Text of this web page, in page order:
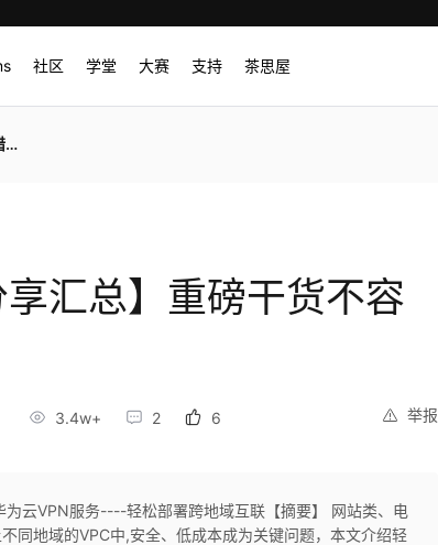
社区 学堂 大赛 支持 茶思屋
享汇总】重磅干货不容
举报
3.4w+ 2 6
为云VPN服务----轻松部署跨地域互联【摘要】 网站类、电
同地域的VPC中,安全、低成本成为关键问题，本文介绍轻